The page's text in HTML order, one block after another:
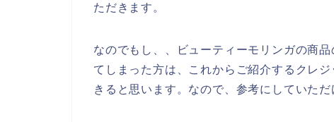
ただきます。
なのでもし、、ビューティーモリンガの商
てしまった方は、これからご紹介するクレ
きると思います。なので、参考にしていただ